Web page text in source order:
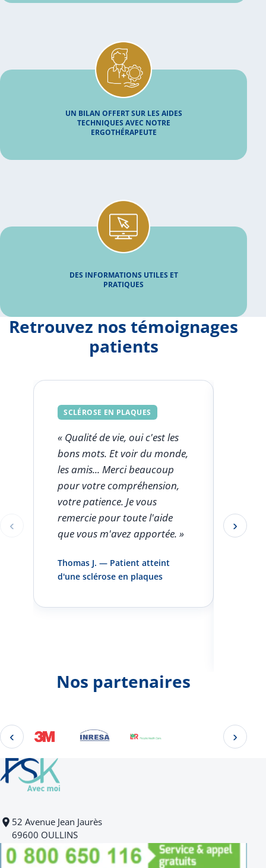
UN BILAN OFFERT SUR LES AIDES
TECHNIQUES AVEC NOTRE
ERGOTHÉRAPEUTE
DES INFORMATIONS UTILES ET
PRATIQUES
Retrouvez nos témoignages
patients
‹
SCLÉROSE EN PLAQUES
« Qualité de vie, oui c'est les
bons mots. Et voir du monde,
les amis... Merci beaucoup
pour votre compréhension,
votre patience. Je vous
remercie pour toute l'aide
que vous m'avez apportée. »
Thomas J. — Patient atteint
d'une sclérose en plaques
pas
›
Éléments 1 à 1 sur 5
Nos partenaires
‹ ›
Éléments 2 à 4 sur 22
52 Avenue Jean Jaurès
69600 OULLINS